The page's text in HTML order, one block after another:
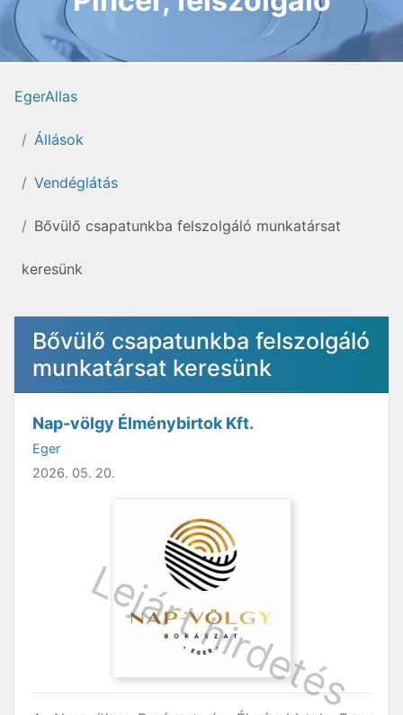
EgerAllas
Állások
Vendéglátás
Bővülő csapatunkba felszolgáló munkatársat
keresünk
Bővülő csapatunkba felszolgáló
munkatársat keresünk
Nap-völgy Élménybirtok Kft.
Eger
2026. 05. 20.